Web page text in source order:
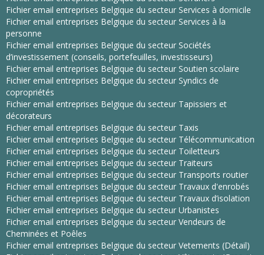
Fichier email entreprises Belgique du secteur Services à domicile
Fichier email entreprises Belgique du secteur Services à la
personne
Fichier email entreprises Belgique du secteur Sociétés
d’investissement (conseils, portefeuilles, investisseurs)
Fichier email entreprises Belgique du secteur Soutien scolaire
Fichier email entreprises Belgique du secteur Syndics de
copropriétés
Fichier email entreprises Belgique du secteur Tapissiers et
décorateurs
Fichier email entreprises Belgique du secteur Taxis
Fichier email entreprises Belgique du secteur Télécommunication
Fichier email entreprises Belgique du secteur Toiletteurs
Fichier email entreprises Belgique du secteur Traiteurs
Fichier email entreprises Belgique du secteur Transports routier
Fichier email entreprises Belgique du secteur Travaux d'enrobés
Fichier email entreprises Belgique du secteur Travaux d’isolation
Fichier email entreprises Belgique du secteur Urbanistes
Fichier email entreprises Belgique du secteur Vendeurs de
Cheminées et Poêles
Fichier email entreprises Belgique du secteur Vetements (Détail)